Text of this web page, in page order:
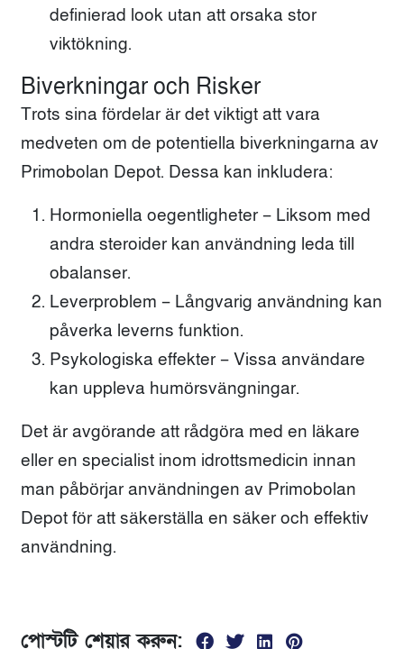
definierad look utan att orsaka stor
viktökning.
Biverkningar och Risker
Trots sina fördelar är det viktigt att vara
medveten om de potentiella biverkningarna av
Primobolan Depot. Dessa kan inkludera:
Hormoniella oegentligheter – Liksom med
andra steroider kan användning leda till
obalanser.
Leverproblem – Långvarig användning kan
påverka leverns funktion.
Psykologiska effekter – Vissa användare
kan uppleva humörsvängningar.
Det är avgörande att rådgöra med en läkare
eller en specialist inom idrottsmedicin innan
man påbörjar användningen av Primobolan
Depot för att säkerställa en säker och effektiv
användning.
পোস্টটি শেয়ার করুন: